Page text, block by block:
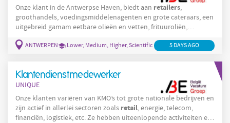
Onze klant in de Antwerpse Haven, biedt aan retailers,
groothandels, voedingsmiddelenagenten en grote cateraars, een
uitgebreid gamam eetbare olieën en vetten, frituuroliën,
verpakkingen Functiebeschrijving Description Voedingsfirma
van collega's. De
ANTWERPEN Lower, Medium, Higher, Scientific 5 DAYS AGO
Klantendienstmedewerker
UNIQUE
Onze klanten variëren van KMO’s tot grote nationale bedrijven en
zijn actief in allerlei sectoren zoals retail, energie, telecom,
financiën, logistiek, etc. Ze hebben uiteenlopende activiteiten en